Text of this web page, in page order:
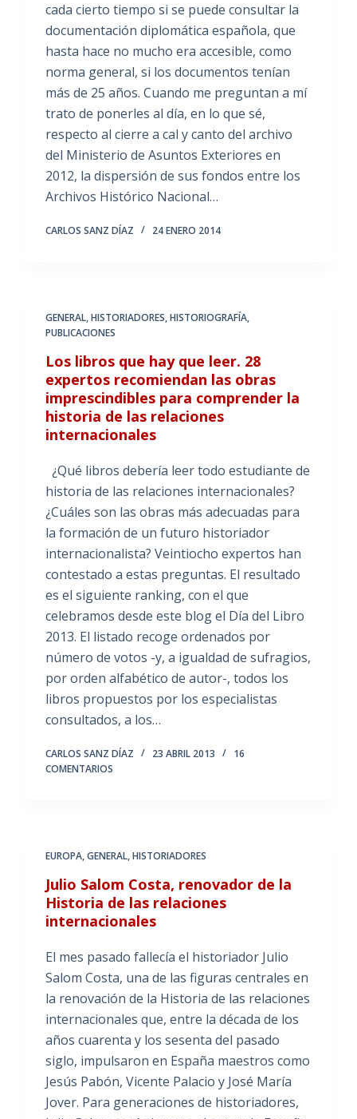
cada cierto tiempo si se puede consultar la
documentación diplomática española, que
hasta hace no mucho era accesible, como
norma general, si los documentos tenían
más de 25 años. Cuando me preguntan a mí
trato de ponerles al día, en lo que sé,
respecto al cierre a cal y canto del archivo
del Ministerio de Asuntos Exteriores en
2012, la dispersión de sus fondos entre los
Archivos Histórico Nacional…
CARLOS SANZ DÍAZ 24 ENERO 2014
GENERAL,HISTORIADORES,HISTORIOGRAFÍA,
PUBLICACIONES
Los libros que hay que leer. 28
expertos recomiendan las obras
imprescindibles para comprender la
historia de las relaciones
internacionales
¿Qué libros debería leer todo estudiante de
historia de las relaciones internacionales?
¿Cuáles son las obras más adecuadas para
la formación de un futuro historiador
internacionalista? Veintiocho expertos han
contestado a estas preguntas. El resultado
es el siguiente ranking, con el que
celebramos desde este blog el Día del Libro
2013. El listado recoge ordenados por
número de votos -y, a igualdad de sufragios,
por orden alfabético de autor-, todos los
libros propuestos por los especialistas
consultados, a los…
CARLOS SANZ DÍAZ 23 ABRIL 2013
16
COMENTARIOS
EUROPA,GENERAL,HISTORIADORES
Julio Salom Costa, renovador de la
Historia de las relaciones
internacionales
El mes pasado fallecía el historiador Julio
Salom Costa, una de las figuras centrales en
la renovación de la Historia de las relaciones
internacionales que, entre la década de los
años cuarenta y los sesenta del pasado
siglo, impulsaron en España maestros como
Jesús Pabón, Vicente Palacio y José María
Jover. Para generaciones de historiadores,